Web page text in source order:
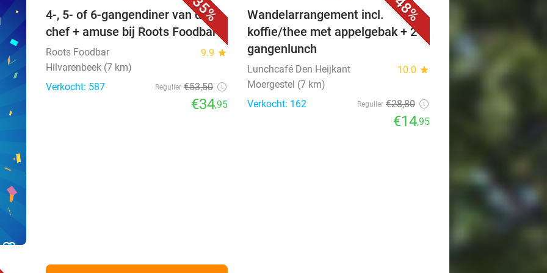
35%
4-, 5- of 6-gangendiner van de
chef + amuse bij Roots Foodbar
Roots Foodbar 9.9 star
Hilvarenbeek (7 km)
Verkocht: 587
Regulier €53,50
€34,95
48%
Wandelarrangement incl.
koffie/thee met appelgebak + 2-
gangenlunch
Lunchcafé Den Heijkant 10.0 star
Moergestel (7 km)
Verkocht: 162
Regulier €28,80
€14,95
favorite_border